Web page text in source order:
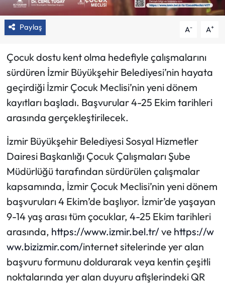
Paylaş A- A+
Çocuk dostu kent olma hedefiyle çalışmalarını
sürdüren İzmir Büyükşehir Belediyesi’nin hayata
geçirdiği İzmir Çocuk Meclisi’nin yeni dönem
kayıtları başladı. Başvurular 4-25 Ekim tarihleri
arasında gerçekleştirilecek.
İzmir Büyükşehir Belediyesi Sosyal Hizmetler
Dairesi Başkanlığı Çocuk Çalışmaları Şube
Müdürlüğü tarafından sürdürülen çalışmalar
kapsamında, İzmir Çocuk Meclisi’nin yeni dönem
başvuruları 4 Ekim’de başlıyor. İzmir’de yaşayan
9-14 yaş arası tüm çocuklar, 4-25 Ekim tarihleri
arasında, https://www.izmir.bel.tr/ve https://w
ww.bizizmir.com/internet sitelerinde yer alan
başvuru formunu doldurarak veya kentin çeşitli
noktalarında yer alan duyuru afişlerindeki QR